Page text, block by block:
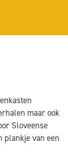
maar ook
Sloveense
plankje van een